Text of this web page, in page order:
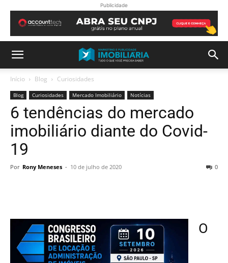
Publicidade
Início Blog Curiosidades
Blog Curiosidades Mercado Imobiliário Notícias
6 tendências do mercado
imobiliário diante do Covid-
19
Por Rony Meneses - 10 de julho de 2020 0
O